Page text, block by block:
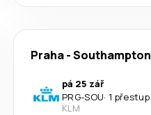
Praha-Southampton
pá 25 zář
PRG-SOU· 1 přestup
KLM